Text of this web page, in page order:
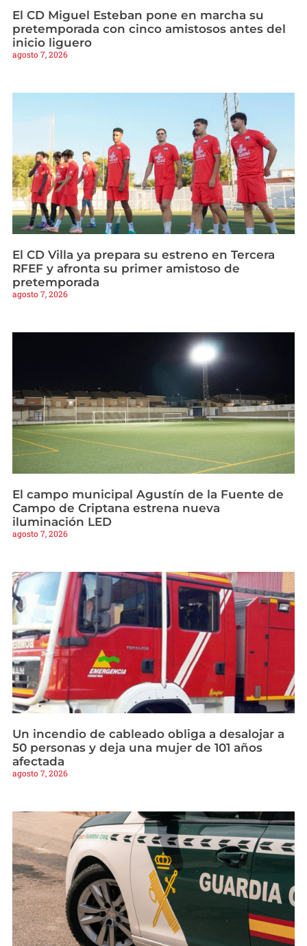
El CD Miguel Esteban pone en marcha su
pretemporada con cinco amistosos antes del
inicio liguero
agosto 7, 2026
El CD Villa ya prepara su estreno en Tercera
RFEF y afronta su primer amistoso de
pretemporada
agosto 7, 2026
El campo municipal Agustín de la Fuente de
Campo de Criptana estrena nueva
iluminación LED
agosto 7, 2026
Un incendio de cableado obliga a desalojar a
50 personas y deja una mujer de 101 años
afectada
agosto 7, 2026